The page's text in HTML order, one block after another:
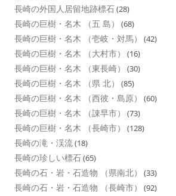
長崎の外国人居留地跡標石(28)
長崎の巨樹・名木 （五 島） (68)
長崎の巨樹・名木 （壱岐・対馬） (42)
長崎の巨樹・名木 （大村市） (16)
長崎の巨樹・名木 （東長崎） (30)
長崎の巨樹・名木 （県 北） (85)
長崎の巨樹・名木 （西彼・島原） (60)
長崎の巨樹・名木 （諌早市） (73)
長崎の巨樹・名木 （長崎市） (128)
長崎の滝・渓流(18)
長崎の珍しい標石(65)
長崎の石・岩・石造物 （県南北） (33)
長崎の石・岩・石造物 （長崎市） (92)